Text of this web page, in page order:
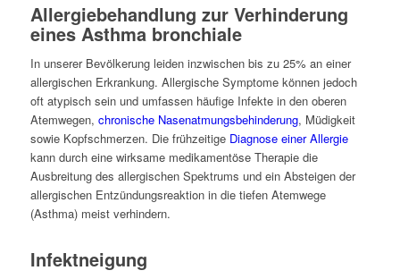
Allergiebehandlung zur Verhinderung
eines Asthma bronchiale
In unserer Bevölkerung leiden inzwischen bis zu 25% an einer
allergischen Erkrankung. Allergische Symptome können jedoch
oft atypisch sein und umfassen häufige Infekte in den oberen
Atemwegen, chronische Nasenatmungsbehinderung, Müdigkeit
sowie Kopfschmerzen. Die frühzeitige Diagnose einer Allergie
kann durch eine wirksame medikamentöse Therapie die
Ausbreitung des allergischen Spektrums und ein Absteigen der
allergischen Entzündungsreaktion in die tiefen Atemwege
(Asthma) meist verhindern.
Infektneigung